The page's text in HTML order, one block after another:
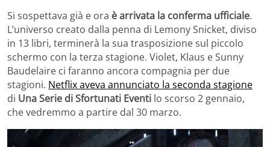
Si sospettava già e ora è arrivata la conferma ufficiale.
L’universo creato dalla penna di Lemony Snicket, diviso
in 13 libri, terminerà la sua trasposizione sul piccolo
schermo con la terza stagione. Violet, Klaus e Sunny
Baudelaire ci faranno ancora compagnia per due
stagioni. Netflix aveva annunciato la seconda stagione
di Una Serie di Sfortunati Eventi lo scorso 2 gennaio,
che vedremmo a partire dal 30 marzo.